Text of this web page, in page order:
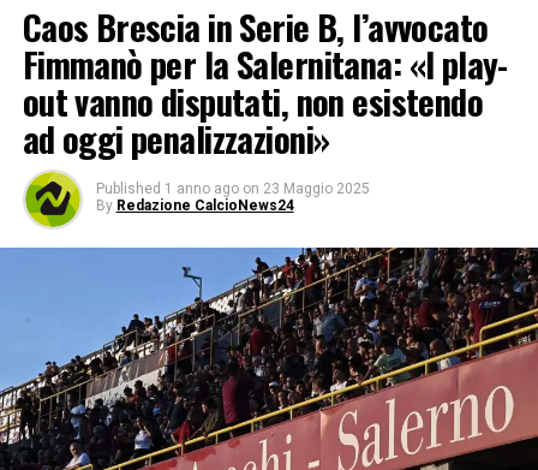
Caos Brescia in Serie B, l’avvocato
Fimmanò per la Salernitana: «I play-
out vanno disputati, non esistendo
ad oggi penalizzazioni»
Published 1 anno ago on 23 Maggio 2025
By Redazione CalcioNews24